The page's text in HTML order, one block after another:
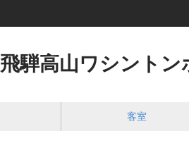
飛騨高山ワシント
客室